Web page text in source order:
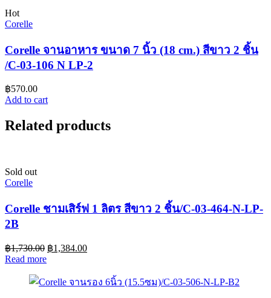
Hot
Corelle
Corelle จานอาหาร ขนาด 7 นิ้ว (18 cm.) สีขาว 2 ชิ้น
/C-03-106 N LP-2
฿570.00
Add to cart
Related products
Sold out
Corelle
Corelle ชามเสิร์ฟ 1 ลิตร สีขาว 2 ชิ้น/C-03-464-N-LP-
2B
฿1,730.00 ฿1,384.00
Read more